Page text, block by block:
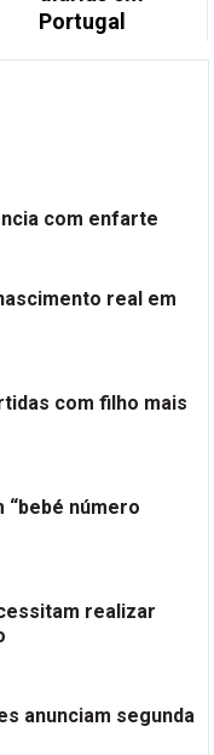
Portugal
com enfarte
real em
com filho mais
“bebé número
realizar
anunciam segunda